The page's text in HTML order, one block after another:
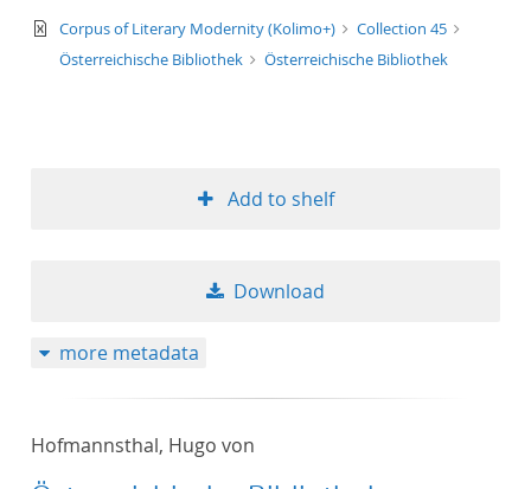
text/xml
Corpus of Literary Modernity (Kolimo+)
Collection 45
Österreichische Bibliothek
Österreichische Bibliothek
Add to shelf
Download
more metadata
Hofmannsthal, Hugo von